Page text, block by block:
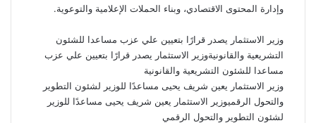
وإدارة المحتوى الاقتصادي، وبناء الحملات الإعلامية والتوعوية.
وزير الاستثمار يصدر قرارًا بتعيين علي عزب مساعدا للشئون
التشريعية والقانونيةوزير الاستثمار يصدر قرارًا بتعيين علي عزب
مساعدا للشئون التشريعية والقانونية
وزير الاستثمار يعين شريف يحيى مساعدًا للوزير لشئون التطوير
والتحول الرقميوزير الاستثمار يعين شريف يحيى مساعدًا للوزير
لشئون التطوير والتحول الرقمي